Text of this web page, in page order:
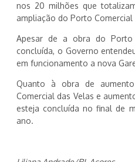
nos 20 milhões que
ampliação do Porto Comercial
Apesar de a obra do Porto
concluída, o Governo
em funcionamento a nova
Quanto à obra de
Comercial das Velas e
esteja concluída no final de
ano.